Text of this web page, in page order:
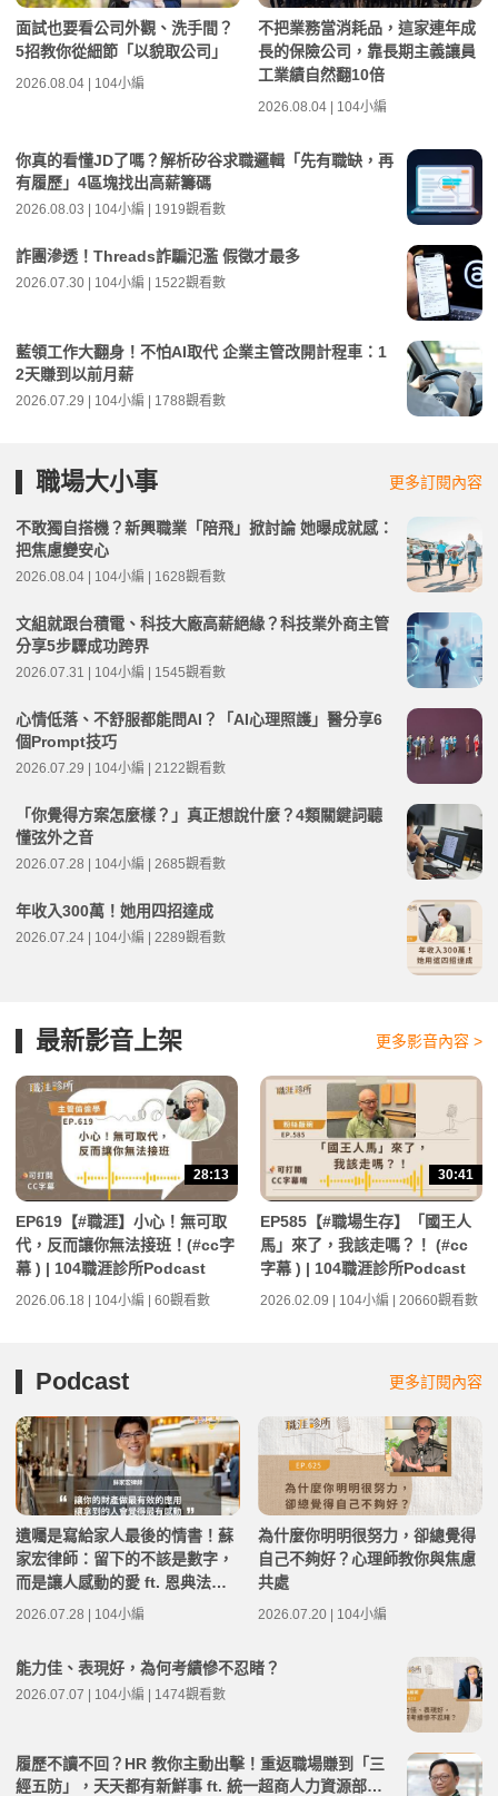
面試也要看公司外觀、洗手間？
5招教你從細節「以貌取公司」
2026.08.04 | 104小編
不把業務當消耗品，這家連年成
長的保險公司，靠長期主義讓員
工業績自然翻10倍
2026.08.04 | 104小編
你真的看懂JD了嗎？解析矽谷求職邏輯「先有職缺，再
有履歷」4區塊找出高薪籌碼
2026.08.03 | 104小編 | 1919觀看數
詐團滲透！Threads詐騙氾濫 假徵才最多
2026.07.30 | 104小編 | 1522觀看數
藍領工作大翻身！不怕AI取代 企業主管改開計程車：1
2天賺到以前月薪
2026.07.29 | 104小編 | 1788觀看數
職場大小事 更多訂閱內容
不敢獨自搭機？新興職業「陪飛」掀討論 她曝成就感：
把焦慮變安心
2026.08.04 | 104小編 | 1628觀看數
文組就跟台積電、科技大廠高薪絕緣？科技業外商主管
分享5步驟成功跨界
2026.07.31 | 104小編 | 1545觀看數
心情低落、不舒服都能問AI？「AI心理照護」醫分享6
個Prompt技巧
2026.07.29 | 104小編 | 2122觀看數
「你覺得方案怎麼樣？」真正想說什麼？4類關鍵詞聽
懂弦外之音
2026.07.28 | 104小編 | 2685觀看數
年收入300萬！她用四招達成
2026.07.24 | 104小編 | 2289觀看數
最新影音上架 更多影音內容 >
28:13
EP619【#職涯】小心！無可取
代，反而讓你無法接班！(#cc字
幕 ) | 104職涯診所Podcast
2026.06.18 | 104小編 | 60觀看數
30:41
EP585【#職場生存】「國王人
馬」來了，我該走嗎？！ (#cc
字幕 ) | 104職涯診所Podcast
2026.02.09 | 104小編 | 20660觀看數
Podcast 更多訂閱內容
遺囑是寫給家人最後的情書！蘇
家宏律師：留下的不該是數字，
而是讓人感動的愛 ft. 恩典法律
事務所創辦人 蘇家宏律師 | 高年
2026.07.28 | 104小編
為什麼你明明很努力，卻總覺得
自己不夠好？心理師教你與焦慮
共處
2026.07.20 | 104小編
能力佳、表現好，為何考績慘不忍睹？
2026.07.07 | 104小編 | 1474觀看數
履歷不讀不回？HR 教你主動出擊！重返職場賺到「三
經五防」，天天都有新鮮事 ft. 統一超商人力資源部經